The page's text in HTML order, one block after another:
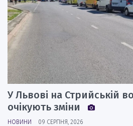
У Львові на Стрийській
очікують зміни
НОВИНИ 09 СЕРПНЯ, 2026